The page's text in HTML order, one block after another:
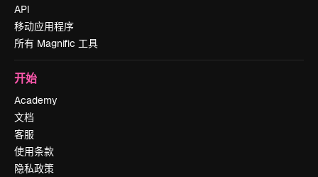
API
移动应用程序
所有 Magnific 工具
开始
Academy
文档
客服
使用条款
隐私政策